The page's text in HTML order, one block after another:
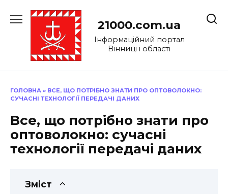
до
21000.com.ua
Інформаційний портал
Вінниці і області
ГОЛОВНА » ВСЕ, ЩО ПОТРІБНО ЗНАТИ ПРО ОПТОВОЛОКНО:
СУЧАСНІ ТЕХНОЛОГІЇ ПЕРЕДАЧІ ДАНИХ
Все, що потрібно знати про
оптоволокно: сучасні
технології передачі даних
Зміст